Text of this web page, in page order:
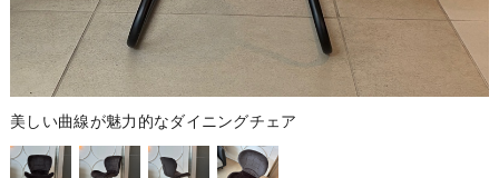
美しい曲線が魅力的なダイニングチェア